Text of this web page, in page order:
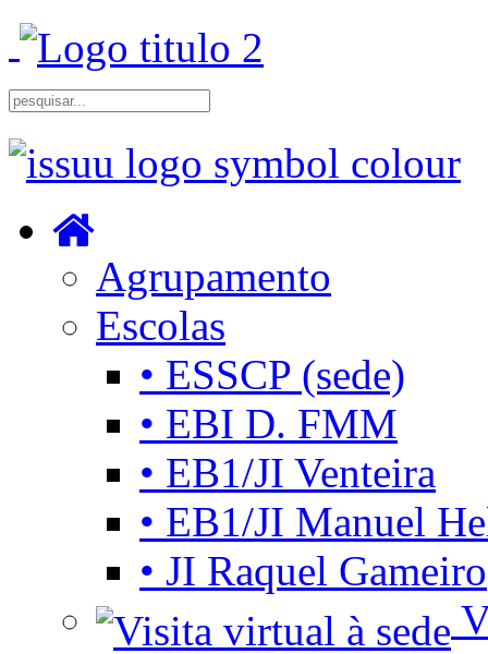
Agrupamento
Escolas
• ESSCP (sede)
• EBI D. FMM
• EB1/JI Venteira
• EB1/JI Manuel
• JI Raquel Gameiro